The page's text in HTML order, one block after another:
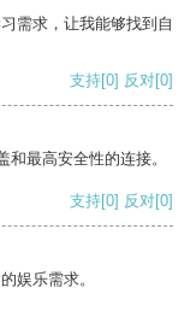
需求，让我能够找到自
支持[0] 反对[0]
最高安全性的连接。
支持[0] 反对[0]
娱乐需求。